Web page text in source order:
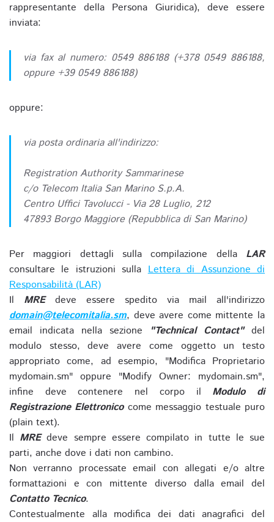
rappresentante della Persona Giuridica), deve essere
inviata:
via fax al numero: 0549 886188 (+378 0549 886188,
oppure +39 0549 886188)
oppure:
via posta ordinaria all'indirizzo:
Registration Authority Sammarinese
c/o Telecom Italia San Marino S.p.A.
Centro Uffici Tavolucci - Via 28 Luglio, 212
47893 Borgo Maggiore (Repubblica di San Marino)
Per maggiori dettagli sulla compilazione della LAR
consultare le istruzioni sullaLettera di Assunzione di
Responsabilità (LAR)
Il MREdeve essere spedito via mail all'indirizzo
domain@telecomitalia.sm, deve avere come mittente la
email indicata nella sezione
"Technical Contact"del
modulo stesso, deve avere come oggetto un testo
appropriato come, ad esempio, "Modifica Proprietario
mydomain.sm" oppure "Modify Owner: mydomain.sm",
infine deve contenere nel corpo il Modulo di
Registrazione Elettronicocome messaggio testuale puro
(plain text).
Il MREdeve sempre essere compilato in tutte le sue
parti, anche dove i dati non cambino.
Non verranno processate email con allegati e/o altre
formattazioni e con mittente diverso dalla email del
Contatto Tecnico.
Contestualmente alla modifica dei dati anagrafici del